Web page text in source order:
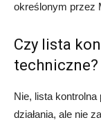
określonym przez
Czy lista
techniczne?
Nie, lista
działania, ale nie